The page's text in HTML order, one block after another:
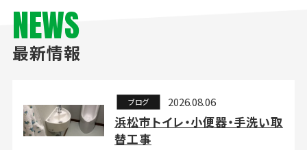
NEWS
最新情報
ブログ 2026.08.06
浜松市トイレ・小便器・手洗い取
替工事